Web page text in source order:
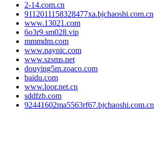
2-14.com.cn
9112011158328477xa.bjchaoshi.com.cn
www.13021.com
6o3r9.sm028.vip
mmmdm.com
www.paynic.com
www.szsms.net
douying5m.zoaco.com
baidu.com
www.loor.net.cn
sddfzb.com
92441602ma5563rf67.bjchaoshi.com.cn